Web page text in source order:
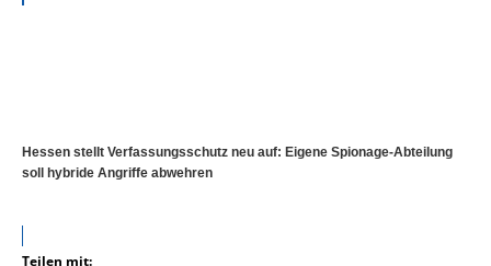
Hessen stellt Verfassungsschutz neu auf: Eigene Spionage-Abteilung
soll hybride Angriffe abwehren
Teilen mit: